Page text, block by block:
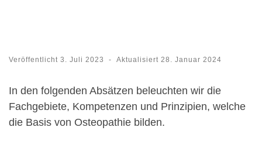
Veröffentlicht 3. Juli 2023 - Aktualisiert 28. Januar 2024
In den folgenden Absätzen beleuchten wir die
Fachgebiete, Kompetenzen und Prinzipien, welche
die Basis von Osteopathie bilden.